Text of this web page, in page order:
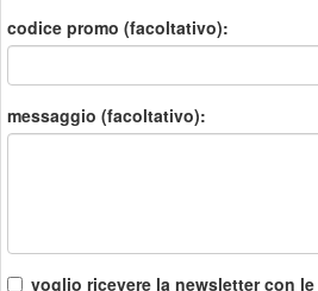
codice promo (facoltativo):
messaggio (facoltativo):
voglio ricevere la newsletter con